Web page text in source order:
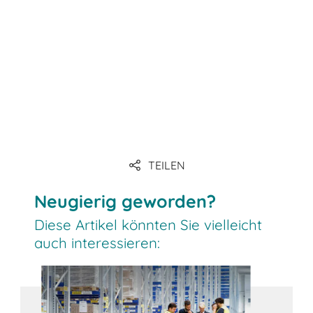
TEILEN
Neugierig geworden?
Diese Artikel könnten Sie vielleicht
auch interessieren: